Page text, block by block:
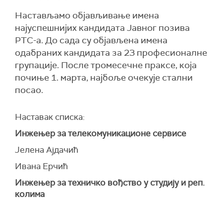
Настављамо објављивање имена
најуспешнијих кандидата Јавног позива
РТС-а. До сада су објављена имена
одабраних кандидата за 23 професионалне
групације. После тромесечне праксе, која
почиње 1. марта, најбоље очекује стални
посао.
Наставак списка:
Инжењер за телекомуникационе сервисе
Јелена Ајдачић
Ивана Ерчић
Инжењер за техничко вођство у студију и реп.
колима